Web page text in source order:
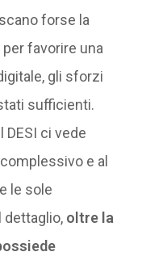
forse la
favorire una
gli sforzi
sufficienti.
DESI ci vede
e al
le sole
dettaglio, oltre la